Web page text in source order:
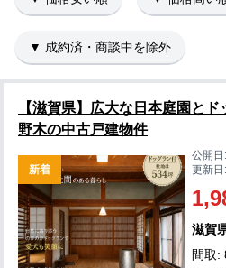
▼ 成約済・商談中を除外
【滋賀県】広大な日本庭園と
野木の中古戸建物件
新着
公開
更新
滋賀
間取: